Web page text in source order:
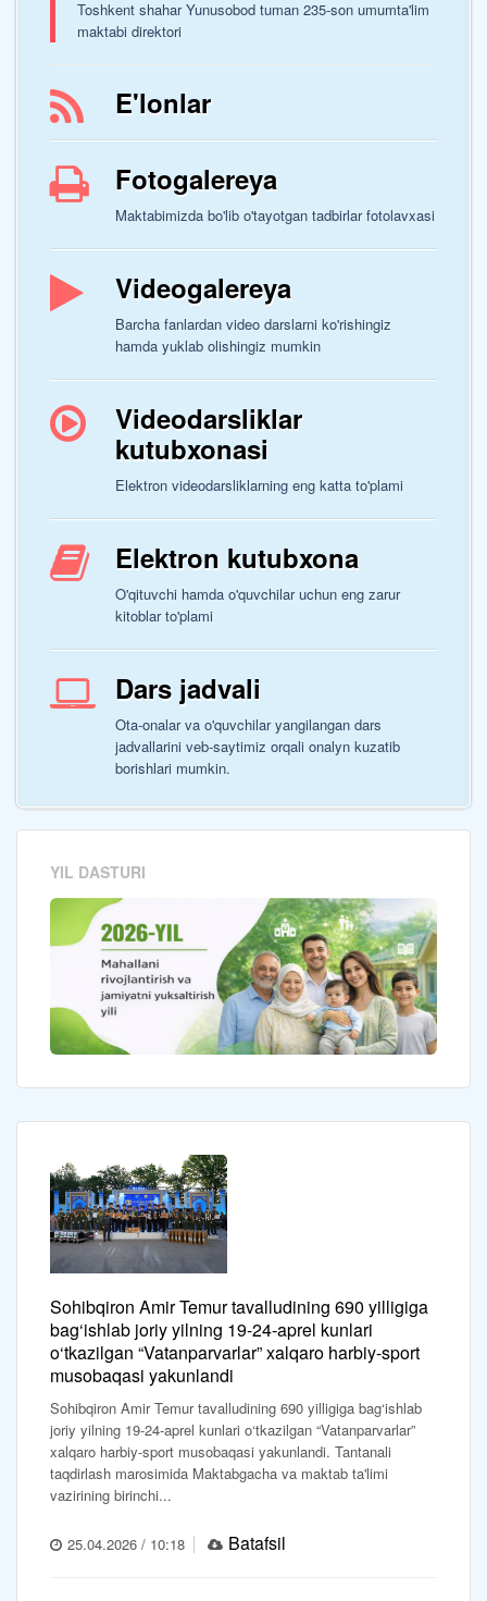
Toshkent shahar Yunusobod tuman 235-son umumta'lim
maktabi direktori
E'lonlar
Fotogalereya
Maktabimizda bo'lib o'tayotgan tadbirlar fotolavxasi
Videogalereya
Barcha fanlardan video darslarni ko'rishingiz
hamda yuklab olishingiz mumkin
Videodarsliklar
kutubxonasi
Elektron videodarsliklarning eng katta to'plami
Elektron kutubxona
O'qituvchi hamda o'quvchilar uchun eng zarur
kitoblar to'plami
Dars jadvali
Ota-onalar va o'quvchilar yangilangan dars
jadvallarini veb-saytimiz orqali onalyn kuzatib
borishlari mumkin.
YIL DASTURI
Sohibqiron Amir Temur tavalludining 690 yilligiga
bag‘ishlab joriy yilning 19-24-aprel kunlari
o‘tkazilgan “Vatanparvarlar” xalqaro harbiy-sport
musobaqasi yakunlandi
Sohibqiron Amir Temur tavalludining 690 yilligiga bag‘ishlab
joriy yilning 19-24-aprel kunlari o‘tkazilgan “Vatanparvarlar”
xalqaro harbiy-sport musobaqasi yakunlandi. Tantanali
taqdirlash marosimida Maktabgacha va maktab ta'limi
vazirining birinchi...
25.04.2026 / 10:18 Batafsil